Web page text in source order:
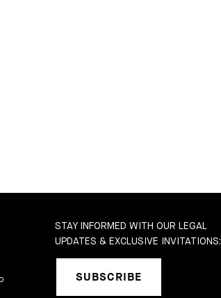
STAY INFORMED WITH OUR LEGAL
UPDATES & EXCLUSIVE INVITATIONS:
SUBSCRIBE